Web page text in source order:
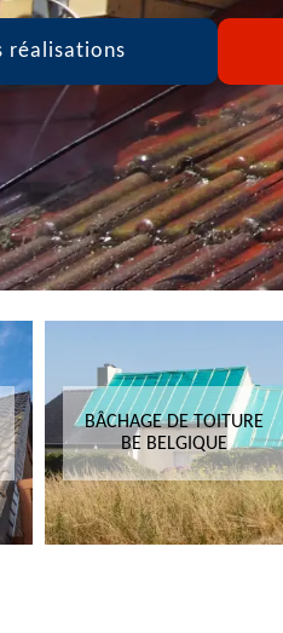
réalisations
BÂCHAGE DE TOITURE
BE BELGIQUE